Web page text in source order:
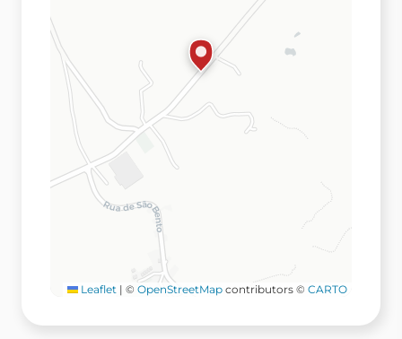
Leaflet | © OpenStreetMap contributors © CARTO